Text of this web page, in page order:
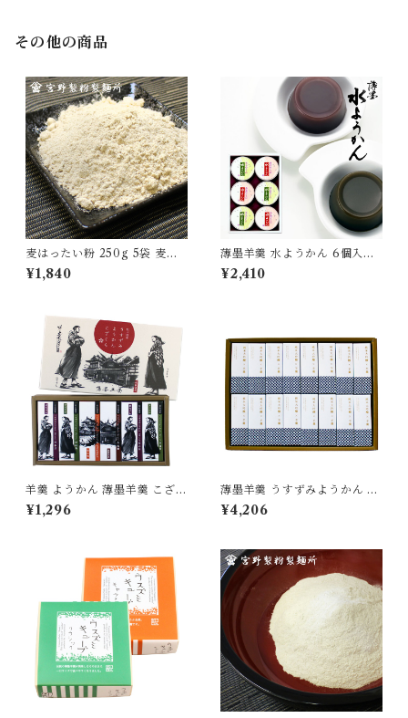
その他の商品
麦はったい粉 250g 5袋 麦こ
がし 粉末 国産 裸麦100％ 自
家製粉 無添加 昔ながら 食品
¥1,840
薄墨羊羹 水ようかん 6個入り
水羊羹 和菓子 お菓子 高級 詰
合せ セット ギフト 贈り物 贈
¥2,410
羊羹 ようかん 薄墨羊羹 こざく
ら 松山道後めぐり 6個入り 茂
本ヒデキチ コラボ 限定 墨絵
¥1,296
薄墨羊羹 うすずみようかん 純
米大吟醸 16個 セット 無添加
【送料無料】 [yokan-jkz-set
¥4,206